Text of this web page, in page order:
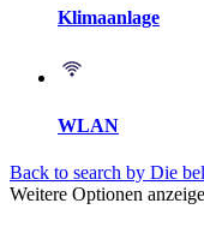
Klimaanlage
WLAN
Back to search by Die
Weitere Optionen